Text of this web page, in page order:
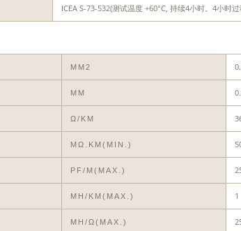
ICEA S-73-532(测试温度 +60°C, 持续4小时。4小时
MM2
MM
Ω/KM
MΩ.KM(MIN.)
PF/M(MAX.)
MH/KM(MAX.) 1
ΜH/Ω(MAX.)